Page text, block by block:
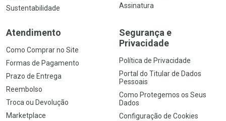
Sustentabilidade
Assinatura
Atendimento
Como Comprar no Site
Formas de Pagamento
Prazo de Entrega
Reembolso
Troca ou Devolução
Marketplace
Segurança e
Privacidade
Política de Privacidade
Portal do Titular de Dados
Pessoais
Como Protegemos os Seus
Dados
Configuração de Cookies